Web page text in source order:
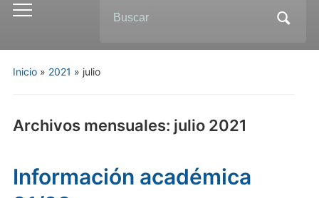
Inicio» 2021 » julio
Archivos mensuales: julio 2021
Información académica